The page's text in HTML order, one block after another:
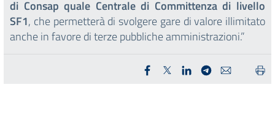
di Consap quale Centrale di Committenza di livello
SF1, che permetterà di svolgere gare di valore illimitato
anche in favore di terze pubbliche amministrazioni.”